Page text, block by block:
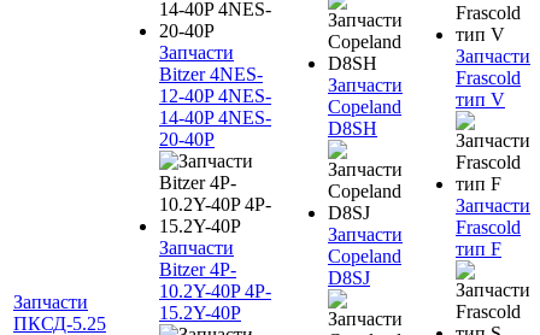
Запчасти
ПКСД-5.25
Запчасти
Bitzer 4NES-
12-40P 4NES-
14-40P 4NES-
20-40P
Запчасти
Bitzer 4P-
10.2Y-40P 4P-
15.2Y-40P
Запчасти
Copeland
D8SH
Запчасти
Copeland
D8SJ
Запчасти
Frascold
тип V
Запчасти
Frascold
тип F